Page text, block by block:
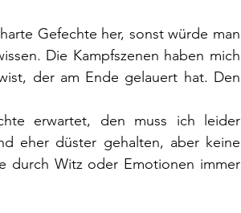
Gefechte her, sonst würde man
Die Kampfszenen haben mich
der am Ende gelauert hat. Den
erwartet, den muss ich leider
eher düster gehalten, aber keine
durch Witz oder Emotionen immer